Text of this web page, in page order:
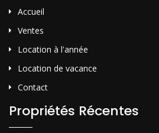
Accueil
Ventes
Location à l'année
Location de vacance
Contact
Propriétés Récentes